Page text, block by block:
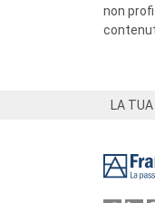
non
LA